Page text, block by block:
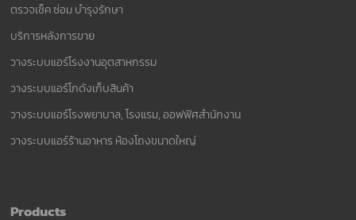
ตรวจเช็ค ซ่อม บำรุงรักษา
บริการหลังการขาย
วางระบบแอร์โรงงานอุตสาหกรรม
วางระบบแอร์โกดังเก็บสินค้า
วางระบบแอร์โรงพยาบาล, โรงแรม, ออฟฟิศสำนักงาน
วางระบบแอร์ร้านอาหาร ห้องโถงขนาดใหญ่
Products